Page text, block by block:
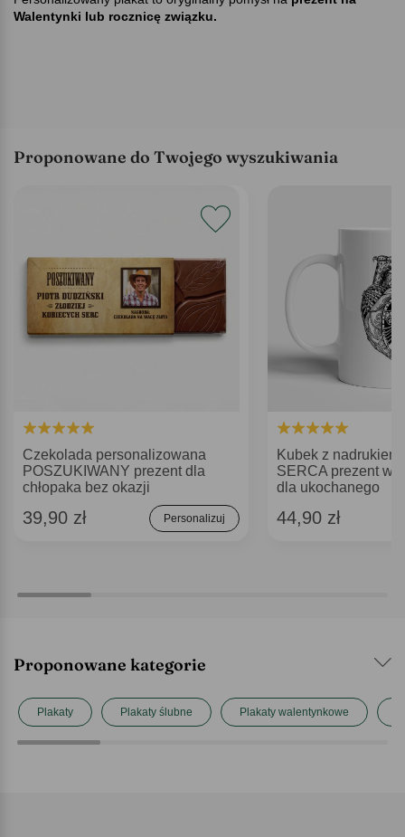
Walentynki lub rocznicę związku.
Proponowane do Twojego wyszukiwania
Czekolada personalizowana
POSZUKIWANY prezent dla
chłopaka bez okazji
39,90 zł Personalizuj
Kubek z
SERCA prezent
dla ukochanego
44,90 zł
Proponowane kategorie
Plakaty Plakaty ślubne Plakaty walentynkowe